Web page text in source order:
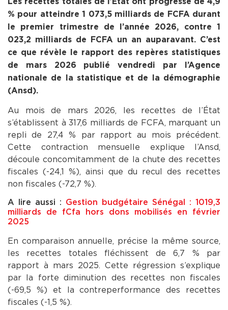
Les recettes totales de l’État ont progressé de 4,9
% pour atteindre 1 073,5 milliards de FCFA durant
le premier trimestre de l’année 2026, contre 1
023,2 milliards de FCFA un an auparavant. C’est
ce que révèle le rapport des repères statistiques
de mars 2026 publié vendredi par l’Agence
nationale de la statistique et de la démographie
(Ansd).
Au mois de mars 2026, les recettes de l’État
s’établissent à 317,6 milliards de FCFA, marquant un
repli de 27,4 % par rapport au mois précédent.
Cette contraction mensuelle explique l’Ansd,
découle concomitamment de la chute des recettes
fiscales (-24,1 %), ainsi que du recul des recettes
non fiscales (-72,7 %).
A lire aussi : Gestion budgétaire Sénégal : 1019,3
milliards de fCfa hors dons mobilisés en février
2025
En comparaison annuelle, précise la même source,
les recettes totales fléchissent de 6,7 % par
rapport à mars 2025. Cette régression s’explique
par la forte diminution des recettes non fiscales
(-69,5 %) et la contreperformance des recettes
fiscales (-1,5 %).